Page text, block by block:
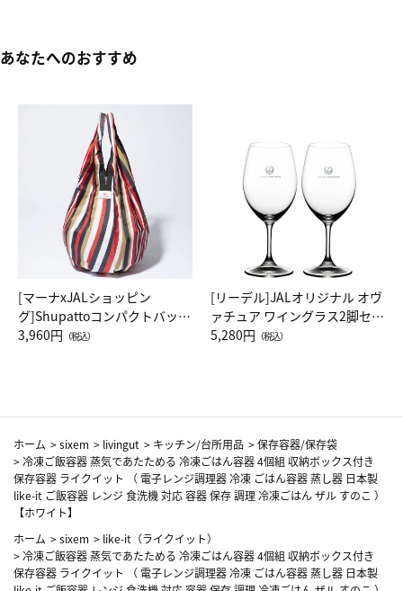
あなたへのおすすめ
[マーナxJALショッピン
グ]Shupattoコンパクトバッグ
Drop JAL客室乗務員（LC）ス
3,960円 （税込）
[リーデル]JALオリジナル オヴ
ァチュア ワイングラス2脚セッ
ト（レッドワイン）
5,280円 （税込）
ホーム >sixem > livingut > キッチン/台所用品 >保存容器/保存袋
>冷凍ご飯容器 蒸気であたためる 冷凍ごはん容器 4個組 収納ボックス付き
保存容器 ライクイット （ 電子レンジ調理器 冷凍 ごはん容器 蒸し器 日本製
like-it ご飯容器 レンジ 食洗機 対応 容器 保存 調理 冷凍ごはん ザル すのこ ）
【ホワイト】
ホーム >sixem > like-it（ライクイット）
>冷凍ご飯容器 蒸気であたためる 冷凍ごはん容器 4個組 収納ボックス付き
保存容器 ライクイット （ 電子レンジ調理器 冷凍 ごはん容器 蒸し器 日本製